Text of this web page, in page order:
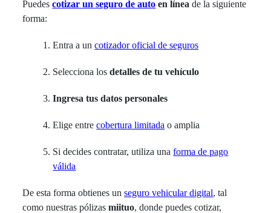
Puedes cotizar un seguro de auto en líneade la siguiente
forma:
Entra a un cotizador oficial de seguros
Selecciona losdetalles de tu vehículo
Ingresa tus datos personales
Elige entre cobertura limitada o amplia
Si decides contratar, utiliza una forma de pago
válida
De esta forma obtienes un seguro vehicular digital, tal
como nuestras pólizasmiituo, donde puedes cotizar,